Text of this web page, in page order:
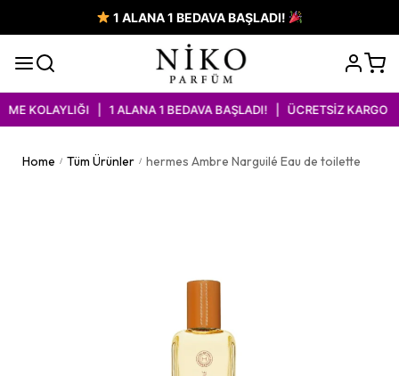
1 ALANA 1 BEDAVA BAŞLADI!
KOLAYLIĞI | 1 ALANA 1 BEDAVA BAŞLADI! | ÜCRETSİZ KARGO
Home / Tüm Ürünler / hermes Ambre Narguilé Eau de toilette